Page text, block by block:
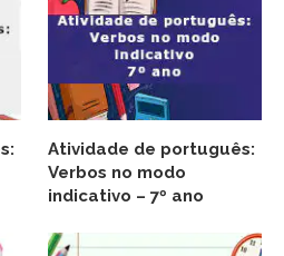
Atividade de português:
Verbos no modo
indicativo – 7º ano